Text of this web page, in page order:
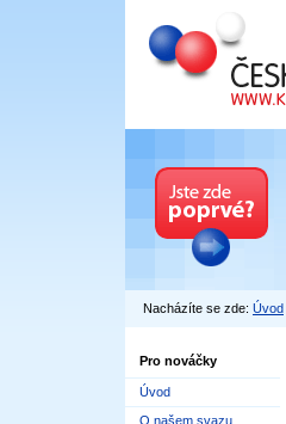
Český
Nacházíte se zde: Úvod
Pro nováčky
Úvod
O našem svazu